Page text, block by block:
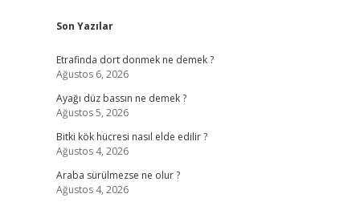
Sidebar
Son Yazılar
Etrafinda dort donmek ne demek ?
Ağustos 6, 2026
Ayağı düz bassın ne demek ?
Ağustos 5, 2026
Bitki kök hücresi nasıl elde edilir ?
Ağustos 4, 2026
Araba sürülmezse ne olur ?
Ağustos 4, 2026